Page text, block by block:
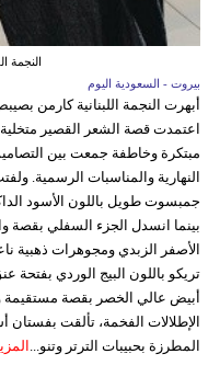
النجمة
بيروت - السعودية اليوم
أبهرت النجمة اللبنانية كارمن
اعتمدت قصة الشعر القصير متخلية
مبتكرة وخاطفة جمعت بين
النهارية والمناسبات الرسمية.
جمبسوت طويل باللون الأسود
بينما انسدل الجزء السفلي بقصة
الأصفر الزبدي ومجوهرات ذهبية
تريكو باللون البيج الوردي
أبيض عالي الخصر بقصة مستقيمة
الإطلالات الفخمة، تألقت
المطرزة بحبيبات الترتر وتنو...